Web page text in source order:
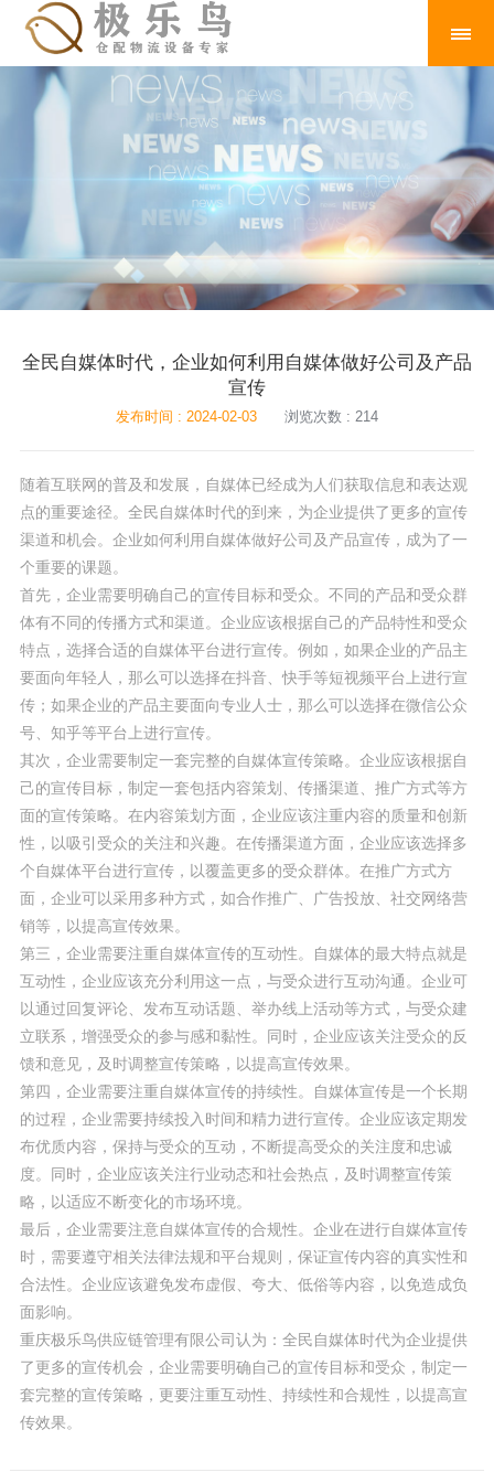
全民自媒体时代，企业如何利用自媒体做好公司及产品
宣传
发布时间 : 2024-02-03 浏览次数 : 214
随着互联网的普及和发展，自媒体已经成为人们获取信息和表达观
点的重要途径。全民自媒体时代的到来，为企业提供了更多的宣传
渠道和机会。企业如何利用自媒体做好公司及产品宣传，成为了一
个重要的课题。
首先，企业需要明确自己的宣传目标和受众。不同的产品和受众群
体有不同的传播方式和渠道。企业应该根据自己的产品特性和受众
特点，选择合适的自媒体平台进行宣传。例如，如果企业的产品主
要面向年轻人，那么可以选择在抖音、快手等短视频平台上进行宣
传；如果企业的产品主要面向专业人士，那么可以选择在微信公众
号、知乎等平台上进行宣传。
其次，企业需要制定一套完整的自媒体宣传策略。企业应该根据自
己的宣传目标，制定一套包括内容策划、传播渠道、推广方式等方
面的宣传策略。在内容策划方面，企业应该注重内容的质量和创新
性，以吸引受众的关注和兴趣。在传播渠道方面，企业应该选择多
个自媒体平台进行宣传，以覆盖更多的受众群体。在推广方式方
面，企业可以采用多种方式，如合作推广、广告投放、社交网络营
销等，以提高宣传效果。
第三，企业需要注重自媒体宣传的互动性。自媒体的最大特点就是
互动性，企业应该充分利用这一点，与受众进行互动沟通。企业可
以通过回复评论、发布互动话题、举办线上活动等方式，与受众建
立联系，增强受众的参与感和黏性。同时，企业应该关注受众的反
馈和意见，及时调整宣传策略，以提高宣传效果。
第四，企业需要注重自媒体宣传的持续性。自媒体宣传是一个长期
的过程，企业需要持续投入时间和精力进行宣传。企业应该定期发
布优质内容，保持与受众的互动，不断提高受众的关注度和忠诚
度。同时，企业应该关注行业动态和社会热点，及时调整宣传策
略，以适应不断变化的市场环境。
最后，企业需要注意自媒体宣传的合规性。企业在进行自媒体宣传
时，需要遵守相关法律法规和平台规则，保证宣传内容的真实性和
合法性。企业应该避免发布虚假、夸大、低俗等内容，以免造成负
面影响。
重庆极乐鸟供应链管理有限公司认为：全民自媒体时代为企业提供
了更多的宣传机会，企业需要明确自己的宣传目标和受众，制定一
套完整的宣传策略，更要注重互动性、持续性和合规性，以提高宣
传效果。